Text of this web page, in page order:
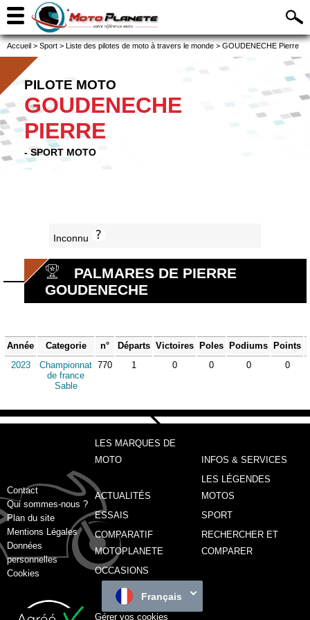
Accueil > Sport > Liste des pilotes de moto à travers le monde > GOUDENECHE Pierre
PILOTE MOTO
GOUDENECHE
PIERRE
- SPORT MOTO
Inconnu
PALMARES DE PIERRE
GOUDENECHE
Année Categorie n° Départs Victoires Poles Podiums Points
2023
Championnat
de france
Sable
770 1 0 0 0 0
Contact
Qui sommes-nous ?
Plan du site
Mentions Légales
Données
personnelles
Cookies
LES MARQUES DE
MOTO
INFOS & SERVICES
ACTUALITÉS
LES LÉGENDES
MOTOS
ESSAIS
SPORT
COMPARATIF
MOTOPLANETE
RECHERCHER ET
COMPARER
OCCASIONS
Français
Gérer vos cookies